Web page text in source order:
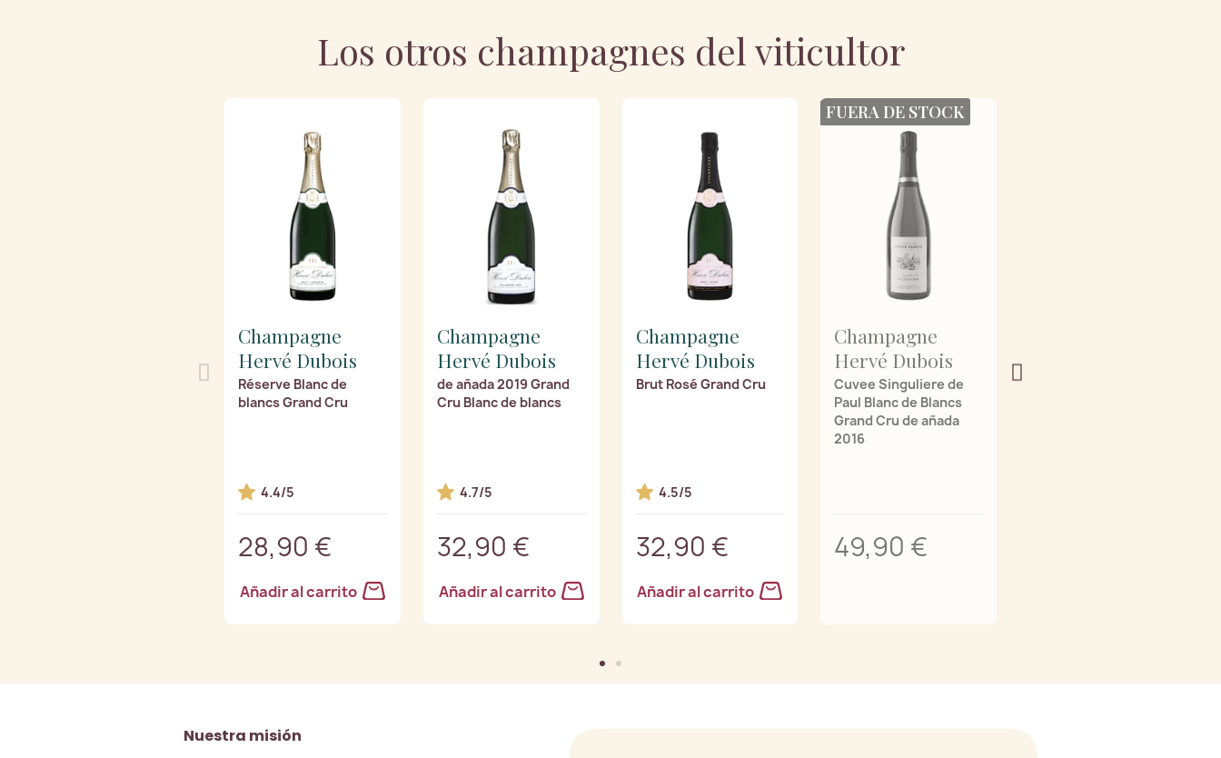
Los otros champagnes del viticultor
Champagne
Hervé Dubois
Réserve Blanc de
blancs Grand Cru
4.4/5
28,90 €
Añadir al carrito
Champagne
Hervé Dubois
de añada 2019 Grand
Cru Blanc de blancs
4.7/5
32,90 €
Añadir al carrito
Champagne
Hervé Dubois
Brut Rosé Grand Cru
4.5/5
32,90 €
Añadir al carrito
Champagne
Hervé Dubois
Cuvee Singuliere de
Paul Blanc de Blancs
Grand Cru de añada
2016
49,90 €
FUERA DE STOCK
Nuestra misión